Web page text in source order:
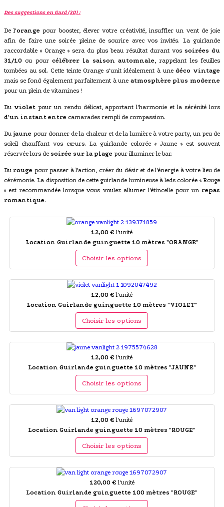
Des suggestions en Gard (30) :
De l'orange pour booster, élever votre créativité, insuffler un vent de joie
afin de faire une soirée pleine de sourire avec vos invités. La guirlande
raccordable « Orange » sera du plus beau résultat durant vos soirées du
31/10 ou pour célébrer la saison automnale, rappelant les feuilles
tombées au sol. Cette teinte Orange s'unit idéalement à unedéco vintage
mais se fond également parfaitement à une atmosphère plus moderne
pour un plein de vitamines !
Du violetpour un rendu délicat, apportant l'harmonie et la sérénité lors
d'un instant entre camarades rempli de compassion.
Dujaune pour donner de la chaleur et de la lumière à votre party, un peu de
soleil chauffant vos cœurs. La guirlande colorée « Jaune » est souvent
réservée lors de soirée sur la plage pour illuminer le bar.
Du rouge pour passer à l'action, créer du désir et de l'énergie à votre lieu de
cérémonie. La disposition de cette guirlande lumineuse à leds colorée « Rouge
» est recommandée lorsque vous voulez allumer l'étincelle pour un repas
romantique.
12,00 € l'unité
Location Guirlande guinguette 10 mètres "ORANGE"
Choisir les options
12,00 € l'unité
Location Guirlande guinguette 10 mètres "VIOLET"
Choisir les options
12,00 € l'unité
Location Guirlande guinguette 10 mètres "JAUNE"
Choisir les options
12,00 € l'unité
Location Guirlande guinguette 10 mètres "ROUGE"
Choisir les options
120,00 € l'unité
Location Guirlande guinguette 100 mètres "ROUGE"